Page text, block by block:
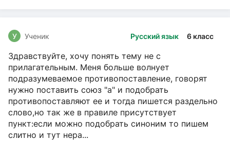
Русский язык 6 класс
У Ученик
Здравствуйте, хочу понять тему не с
прилагательным. Меня больше волнует
подразумеваемое противопоставление, говорят
нужно поставить союз "а" и подобрать
противопоставляют ее и тогда пишется раздельно
слово,но так же в правиле присутствует
пункт:если можно подобрать синоним то пишем
слитно и тут нера...